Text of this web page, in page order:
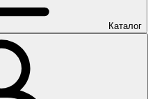
Каталог